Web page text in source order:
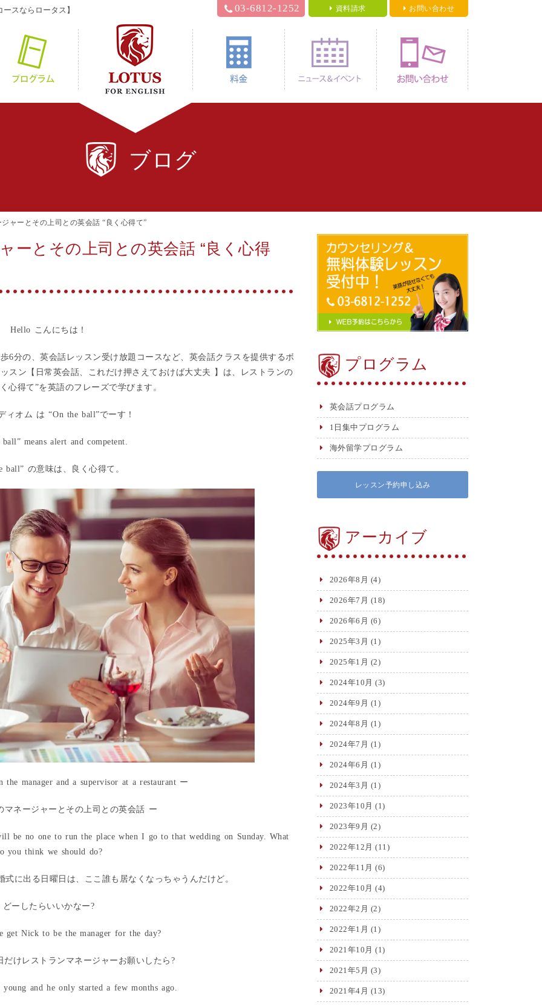
スならロータス】 03-6812-1252 資料請求 お問い合わせ
ロータス？ プログラム 料金 ニュース＆イベント お問い合わせ
ブログ
ャーとその上司との英会話 “良く心得て”
ーとその上司との英会話 “良く心得
Hello こんにちは！
6分の、英会話レッスン受け放題コースなど、英会話クラスを提供するボ
スン【日常英会話、これだけ押さえておけば大丈夫 】は、レストランの
心得て”を英語のフレーズで学びます。
ィオム は “On the ball”でーす！
ball” means alert and competent.
ball” の意味は、良く心得て。
the manager and a supervisor at a restaurant ー
マネージャーとその上司との英会話 ー
be no one to run the place when I go to that wedding on Sunday. What
you think we should do?
に出る日曜日は、ここ誰も居なくなっちゃうんだけど。
どーしたらいいかなー?
get Nick to be the manager for the day?
けレストランマネージャーお願いしたら?
and he only started a few months ago.
プログラム
英会話プログラム
1日集中プログラム
海外留学プログラム
レッスン予約申し込み
アーカイブ
2026年8月 (4)
2026年7月 (18)
2026年6月 (6)
2025年3月 (1)
2025年1月 (2)
2024年10月 (3)
2024年9月 (1)
2024年8月 (1)
2024年7月 (1)
2024年6月 (1)
2024年3月 (1)
2023年10月 (1)
2023年9月 (2)
2022年12月 (11)
2022年11月 (6)
2022年10月 (4)
2022年2月 (2)
2022年1月 (1)
2021年10月 (1)
2021年5月 (3)
2021年4月 (13)